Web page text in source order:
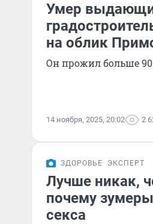
Умер
на облик
Он прожил больше 90
14 ноября, 2025, 20:02 2
ЗДОРОВЬЕ ЭКСПЕРТ
Лучше никак,
почему
секса